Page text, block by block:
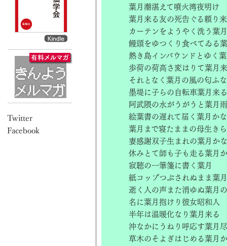
葉月潮湛えて噴火湾夜明け
葉月来る友の死告ぐる頼り
カーテンをようやく洗う葉
饅頭をゆつくり食べてゐる
熱き島インバウンドとゆく
歩荷の荷高さ変はりて葉月
それとなく葉月の風の匂ふ
墨堤に子らの自転車葉月来る
阿武隈の水がうがうと葉月雨
絵葉書の遅れて届く葉月かな
葉月まで寝たままの母生き
妻感謝双子生まれの葉月かな
休みとて師も子も走る葉月
寂聴の一筆箋に書く葉月
紙コップつぶされぬまま葉
逝く人の声また消ゆぬ葉月
名に葉月抱けり彼女昭和人
半年は温暖化なり葉月来る
沖なかにうねり呼応す葉月尽
草木のそよぎはじめる葉月